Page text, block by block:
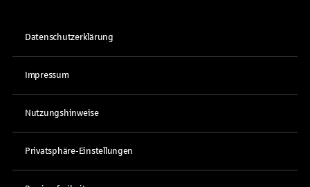
Datenschutzerklärung
Impressum
Nutzungshinweise
Privatsphäre-Einstellungen